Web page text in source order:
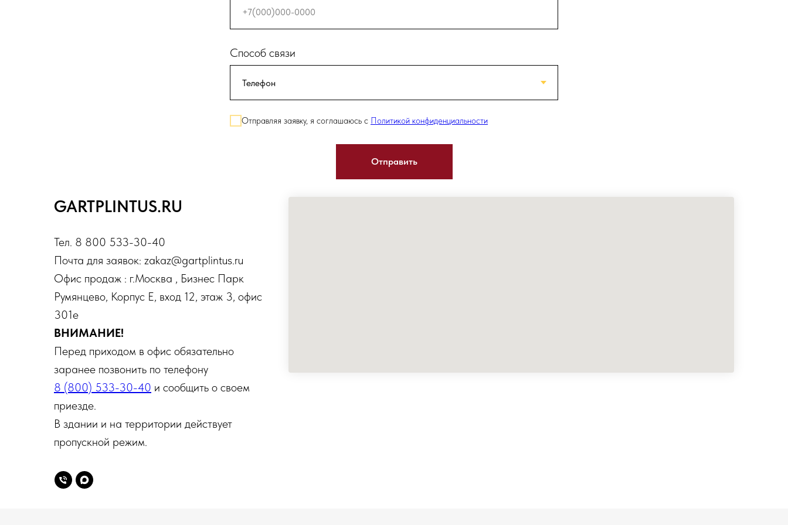
Способ связи
Отправляя заявку, я соглашаюсь с Политикой конфиденциальности
Отправить
GARTPLINTUS.RU
Тел. 8 800 533-30-40
Почта для заявок: zakaz@gartplintus.ru
Офис продаж : г.Москва , Бизнес Парк
Румянцево, Корпус Е, вход 12, этаж 3, офис
301е
ВНИМАНИЕ!
Перед приходом в офис обязательно
заранее позвонить по телефону
8 (800) 533-30-40 и сообщить о своем
приезде.
В здании и на территории действует
пропускной режим.